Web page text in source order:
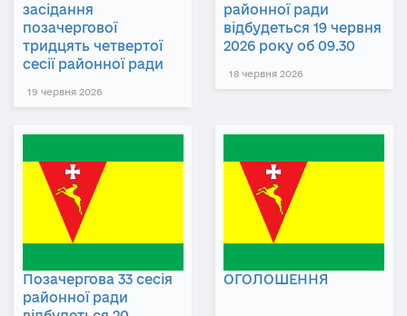
засідання
позачергової
тридцять четвертої
сесії районної ради
19 червня 2026
районної ради
відбудеться 19 червня
2026 року об 09.30
18 червня 2026
Позачергова 33 сесія
районної ради
ОГОЛОШЕННЯ